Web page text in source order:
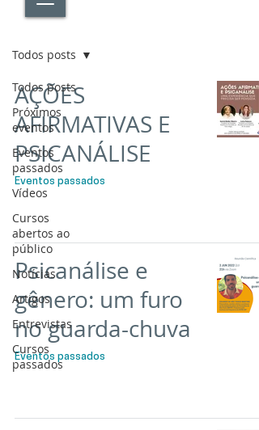
EVENTOS
Todos posts
Próximos
eventos
Eventos
passados
Vídeos
Cursos
abertos ao
público
Notícias
Artigos
Entrevistas
Cursos
passados
Todos posts
AÇÕES
AFIRMATIVAS E
PSICANÁLISE
Eventos passados
Psicanálise e
gênero: um furo
no guarda-chuva
Eventos passados